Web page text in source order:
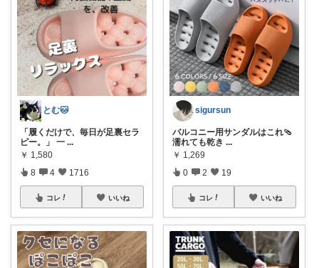
とむ🐱
​「履くだけで、毎日が足裏セラ
ピー。」 一 ...
￥ 1,580
8 4 1716
コレ いいね
sigursun
バルコニー用サンダルはこれ🩴
濡れても乾き ...
￥ 1,269
0 2 19
コレ いいね